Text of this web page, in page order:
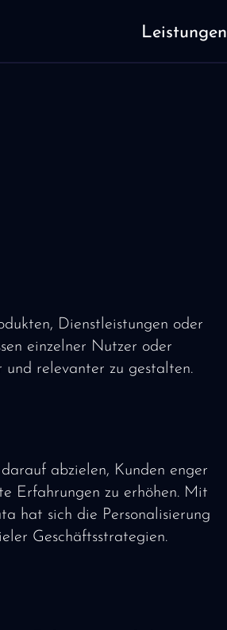
Leistungen
Dienstleistungen oder
einzelner Nutzer oder
relevanter zu gestalten.
abzielen, Kunden enger
Erfahrungen zu erhöhen. Mit
hat sich die Personalisierung
Geschäftsstrategien.